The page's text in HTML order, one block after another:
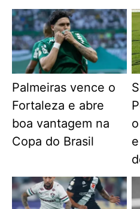
Palmeiras vence o
Fortaleza e abre
boa vantagem na
Copa do Brasil